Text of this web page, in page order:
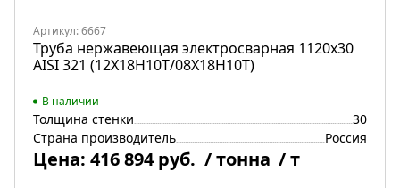
Артикул: 6667
Труба нержавеющая электросварная 1120х30
AISI 321 (12Х18Н10Т/08Х18Н10Т)
В наличии
Толщина стенки
30
Страна производитель
Россия
Цена: 416 894 руб. / тонна / т